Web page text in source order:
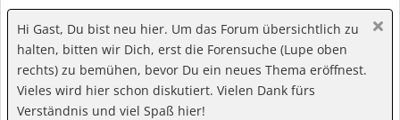
Hi Gast, Du bist neu hier. Um das Forum übersichtlich zu
halten, bitten wir Dich, erst die Forensuche (Lupe oben
rechts) zu bemühen, bevor Du ein neues Thema eröffnest.
Vieles wird hier schon diskutiert. Vielen Dank fürs
Verständnis und viel Spaß hier!